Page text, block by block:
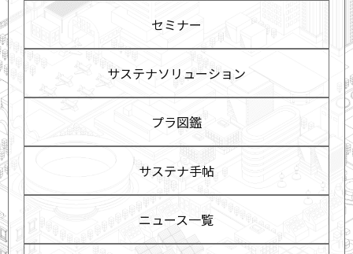
セミナー
サステナソリューション
プラ図鑑
サステナ手帖
ニュース一覧